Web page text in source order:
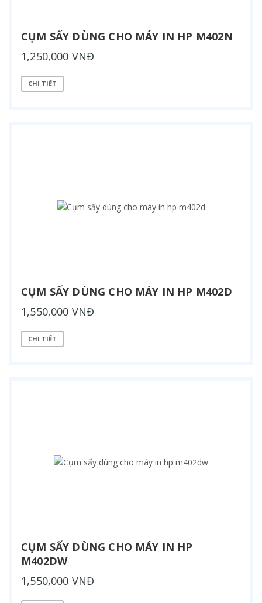
CỤM SẤY DÙNG CHO MÁY IN HP M402N
1,250,000 VNĐ
CHI TIẾT
CỤM SẤY DÙNG CHO MÁY IN HP M402D
1,550,000 VNĐ
CHI TIẾT
CỤM SẤY DÙNG CHO MÁY IN HP
M402DW
1,550,000 VNĐ